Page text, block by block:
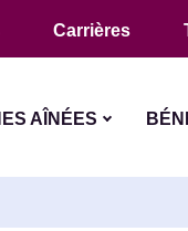
Carrières
AÎNÉES